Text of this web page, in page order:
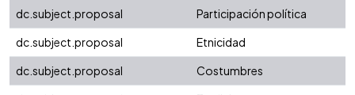
dc.subject.proposal
Participación política
dc.subject.proposal
Etnicidad
dc.subject.proposal
Costumbres